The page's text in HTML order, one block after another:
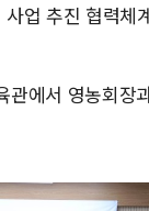
업 추진 협력
에서 영농회장